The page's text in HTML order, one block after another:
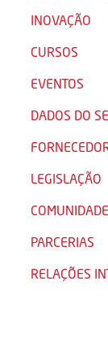
INOVAÇÃO
CURSOS
EVENTOS
DADOS DO
LEGISLAÇÃO
COMUNIDADE
PARCERIAS
RELAÇÕES